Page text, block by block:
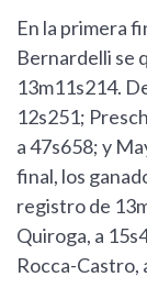
En la primera
Bernardelli se
13m11s214.
12s251;
a 47s658; y
final, los
registro de
Quiroga, a
Rocca-Castro,